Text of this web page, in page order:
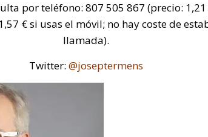
por teléfono: 807 505 867 (precio:
€ si usas el móvil; no hay coste de
llamada).
Twitter: @joseptermens